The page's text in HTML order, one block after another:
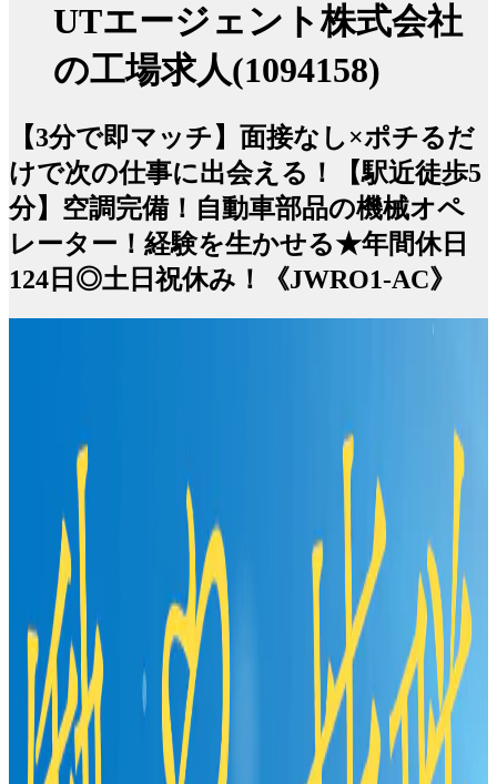
UTエージェント株式会社
の工場求人(1094158)
【3分で即マッチ】面接なし×ポチるだ
けで次の仕事に出会える！【駅近徒歩5
分】空調完備！自動車部品の機械オペ
レーター！経験を生かせる★年間休日
124日◎土日祝休み！《JWRO1-AC》